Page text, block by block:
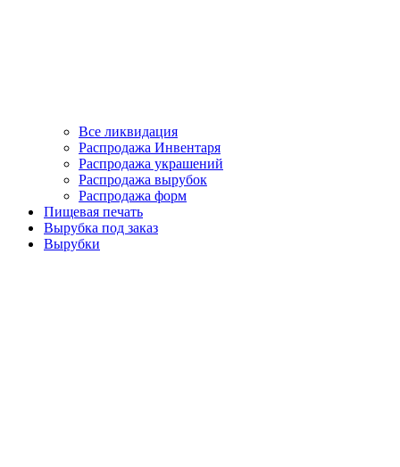
Все ликвидация
Распродажа Инвентаря
Распродажа украшений
Распродажа вырубок
Распродажа форм
Пищевая печать
Вырубка под заказ
Вырубки